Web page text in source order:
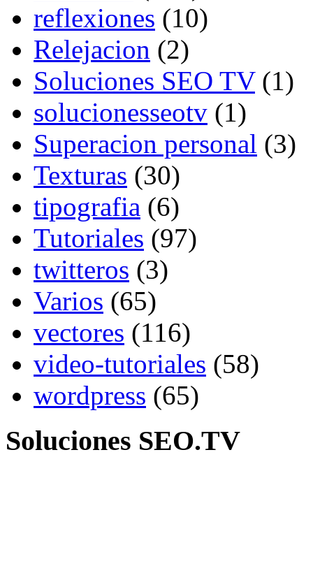
reflexiones (10)
Relejacion (2)
Soluciones SEO TV(1)
solucionesseotv (1)
Superacion personal (3)
Texturas (30)
tipografia (6)
Tutoriales (97)
twitteros (3)
Varios (65)
vectores (116)
video-tutoriales (58)
wordpress (65)
Soluciones SEO.TV